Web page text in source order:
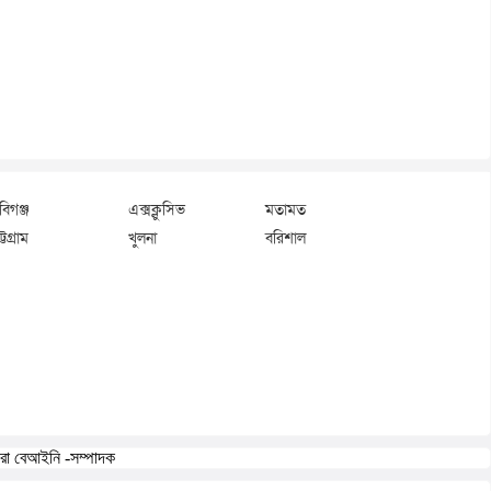
এক্সক্লুসিভ
মতামত
খুলনা
বরিশাল
বেআইনি -সম্পাদক